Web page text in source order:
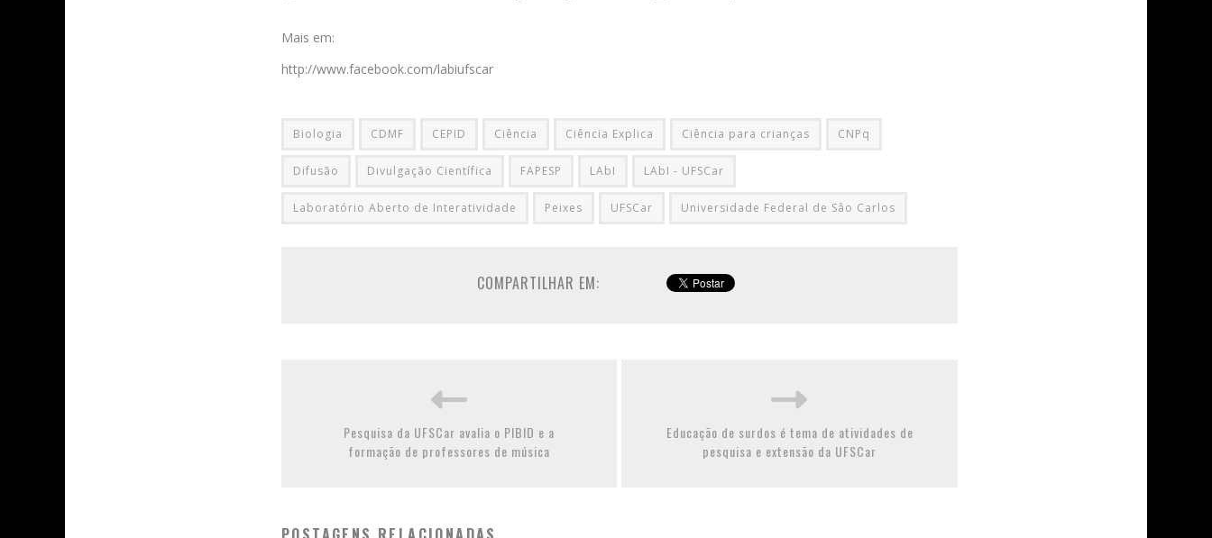
Mais em:
http://www.facebook.com/labiufscar
Biologia CDMF CEPID Ciência Ciência Explica Ciência para crianças CNPq
Difusão Divulgação Científica FAPESP LAbI LAbI - UFSCar
Laboratório Aberto de Interatividade Peixes UFSCar Universidade Federal de Sâo Carlos
COMPARTILHAR EM:
Pesquisa da UFSCar avalia o PIBID e a
formação de professores de música
Educação de surdos é tema de atividades de
pesquisa e extensão da UFSCar